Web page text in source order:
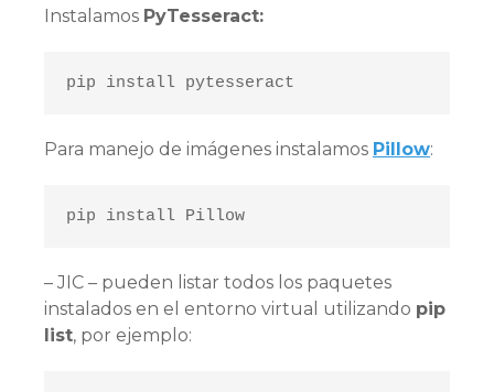
Instalamos PyTesseract:
pip install pytesseract
Para manejo de imágenes instalamos Pillow:
pip install Pillow
– JIC – pueden listar todos los paquetes
instalados en el entorno virtual utilizando pip
list, por ejemplo: